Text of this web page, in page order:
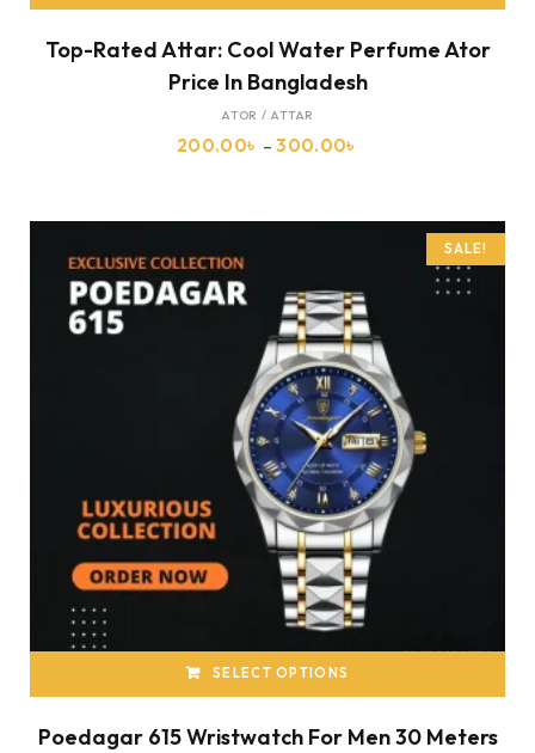
Top-Rated Attar: Cool Water Perfume Ator
Price In Bangladesh
ATOR / ATTAR
200.00৳ – 300.00৳
SALE!
SELECT OPTIONS
Poedagar 615 Wristwatch For Men 30 Meters